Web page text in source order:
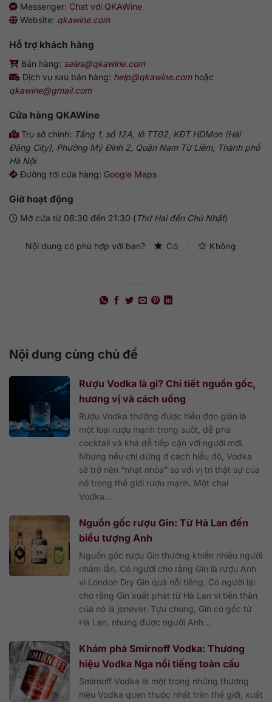
Messenger: Chat với QKAWine
Website: qkawine.com
Hỗ trợ khách hàng
Bán hàng: sales@qkawine.com
Dịch vụ sau bán hàng: help@qkawine.comhoặc
qkawine@gmail.com
Cửa hàng QKAWine
Trụ sở chính: Tầng 1, số 12A, lô TT02, KĐT HDMon (Hải
Đăng City), Phường Mỹ Đình 2, Quận Nam Từ Liêm, Thành phố
Hà Nội
Đường tới cửa hàng: Google Maps
Giờ hoạt động
Mở cửa từ 08:30 đến 21:30 ( Thứ Hai đến Chủ Nhật)
Nội dung có phù hợp với bạn? Có Không
Nội dung cùng chủ đề
Rượu Vodka là gì? Chi tiết nguồn gốc,
hương vị và cách uống
Rượu Vodka thường được hiểu đơn giản là
một loại rượu mạnh trong suốt, dễ pha
cocktail và khá dễ tiếp cận với người mới.
Nhưng nếu chỉ dừng ở cách hiểu đó, Vodka
sẽ trở nên “nhạt nhòa” so với vị trí thật sự của
nó trong thế giới rượu mạnh. Một chai
Vodka...
Nguồn gốc rượu Gin: Từ Hà Lan đến
biểu tượng Anh
Nguồn gốc rượu Gin thường khiến nhiều người
nhầm lẫn. Có người cho rằng Gin là rượu Anh
vì London Dry Gin quá nổi tiếng. Có người lại
cho rằng Gin xuất phát từ Hà Lan vì tiền thân
của nó là jenever. Tựu chung, Gin có gốc từ
Hà Lan, nhưng được người Anh...
Khám phá Smirnoff Vodka: Thương
hiệu Vodka Nga nổi tiếng toàn cầu
Smirnoff Vodka là một trong những thương
hiệu Vodka quen thuộc nhất trên thế giới, xuất